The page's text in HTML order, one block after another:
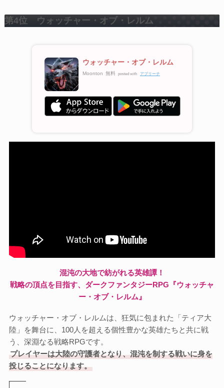
第4位 ウォッチャー・オブ・レルム
ウォッチャー・オブ・レルム
Moonton 無料 posted with アプリーチ
混沌の大地で紡がれる英雄譚！
戦略の頂点を目指す、ダークファンタジーRPG『ウォッチャ
ー・オブ・レルム』
ウォッチャー・オブ・レルムは、狂気に包まれた「ティア大
陸」を舞台に、100人を超える個性豊かな英雄たちと共に戦
う、深淵なる戦略RPGです。
プレイヤーは大陸の守護者となり、混沌を制する戦いに身を
投じることになります。